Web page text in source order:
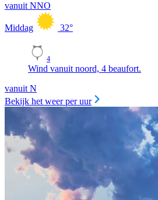
vanuit NNO
Middag 32°
4
Wind vanuit noord, 4 beaufort.
vanuit N
Bekijk het weer per uur